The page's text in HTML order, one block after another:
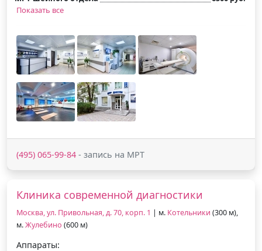
Показать все
(495) 065-99-84 - запись на МРТ
Клиника современной диагностики
Москва, ул. Привольная, д. 70, корп. 1 | м. Котельники (300 м),
м.Жулебино (600 м)
Аппараты: